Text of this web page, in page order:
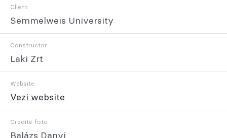
Client
Semmelweis University
Constructor
Laki Zrt
Website
Vezi website
Credite foto
Balázs Danyi